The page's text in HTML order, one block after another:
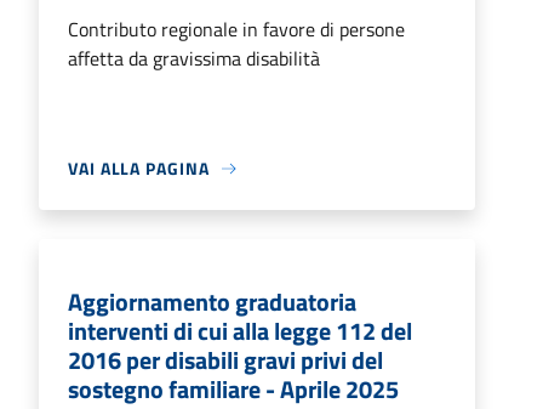
Contributo regionale in favore di persone
affetta da gravissima disabilità
VAI ALLA PAGINA
Aggiornamento graduatoria
interventi di cui alla legge 112 del
2016 per disabili gravi privi del
sostegno familiare - Aprile 2025